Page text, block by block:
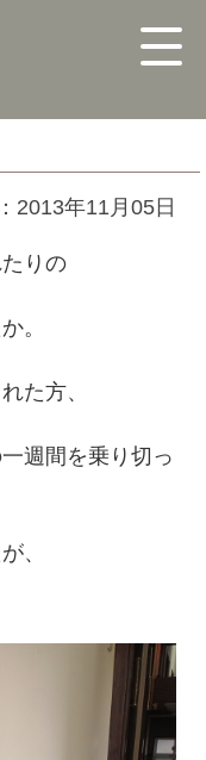
2013年11月05日
りの
。
た方、
週間を乗り切っ
、